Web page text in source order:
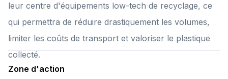
leur centre d'équipements low-tech de recyclage, ce
qui permettra de réduire drastiquement les volumes,
limiter les coûts de transport et valoriser le plastique
collecté.
Zone d'action